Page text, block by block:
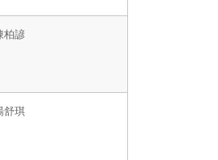
柏諺
舒琪